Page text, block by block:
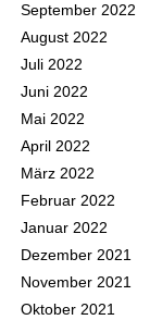
September 2022
August 2022
Juli 2022
Juni 2022
Mai 2022
April 2022
März 2022
Februar 2022
Januar 2022
Dezember 2021
November 2021
Oktober 2021